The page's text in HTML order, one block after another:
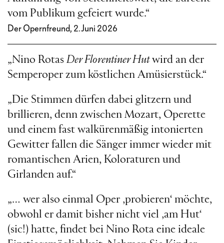
vom Publikum gefeiert wurde.“
Der Opernfreund, 2.Juni 2026
„Nino Rotas Der Florentiner Hutwird an der
Semperoper zum köstlichen Amüsierstück.“
„Die Stimmen dürfen dabei glitzern und
brillieren, denn zwischen Mozart, Operette
und einem fast walkürenmäßig intonierten
Gewitter fallen die Sänger immer wieder mit
romantischen Arien, Koloraturen und
Girlanden auf.“
„… wer also einmal Oper ‚probieren‘ möchte,
obwohl er damit bisher nicht viel ‚am Hut‘
(sic!) hatte, findet bei Nino Rota eine ideale